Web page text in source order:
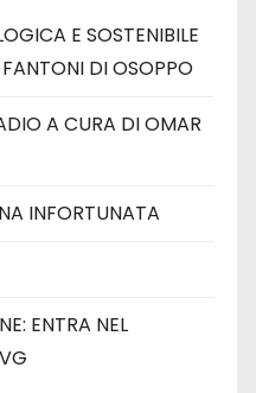
E SOSTENIBILE
FANTONI DI OSOPPO
A CURA DI OMAR
INFORTUNATA
ENTRA NEL